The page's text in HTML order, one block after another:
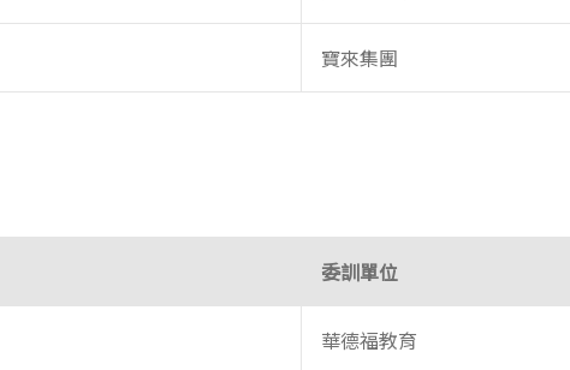
寶來集團
委訓單位
華德福教育